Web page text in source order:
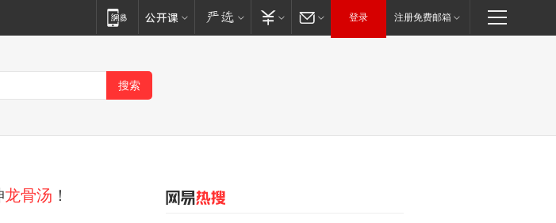
登录 注册免费邮箱
龙骨汤 ！